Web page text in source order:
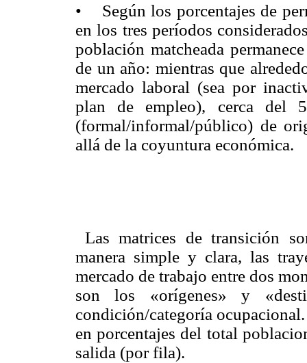
• Según los porcentajes de
en los tres períodos
población matcheada
de un año: mientras que
mercado laboral (sea por
plan de empleo), cerca del
(formal/informal/público) de
allá de la coyuntura económica.
Las matrices de transición
manera simple y clara, las
mercado de trabajo entre dos
son los «orígenes» y
condición/categoría
en porcentajes del total
salida (por fila).